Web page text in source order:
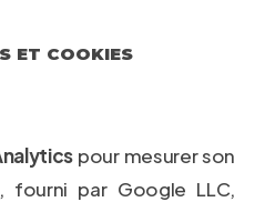
ET COOKIES
pour mesurer son
fourni par Google LLC,